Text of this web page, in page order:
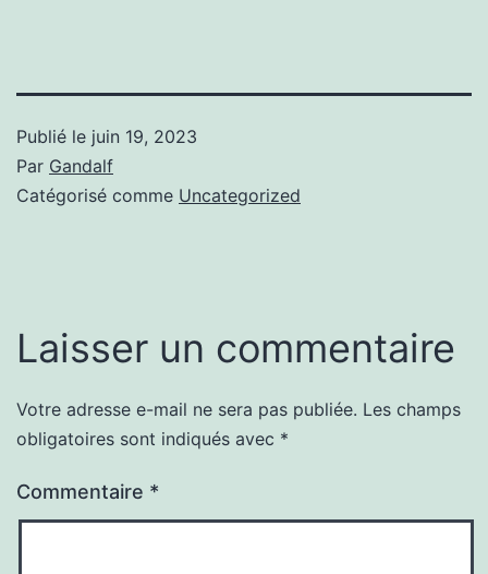
Publié le juin 19, 2023
Par Gandalf
Catégorisé comme Uncategorized
Laisser un commentaire
Votre adresse e-mail ne sera pas publiée. Les champs
obligatoires sont indiqués avec *
Commentaire *